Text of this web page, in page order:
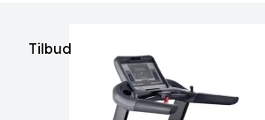
Tilbud